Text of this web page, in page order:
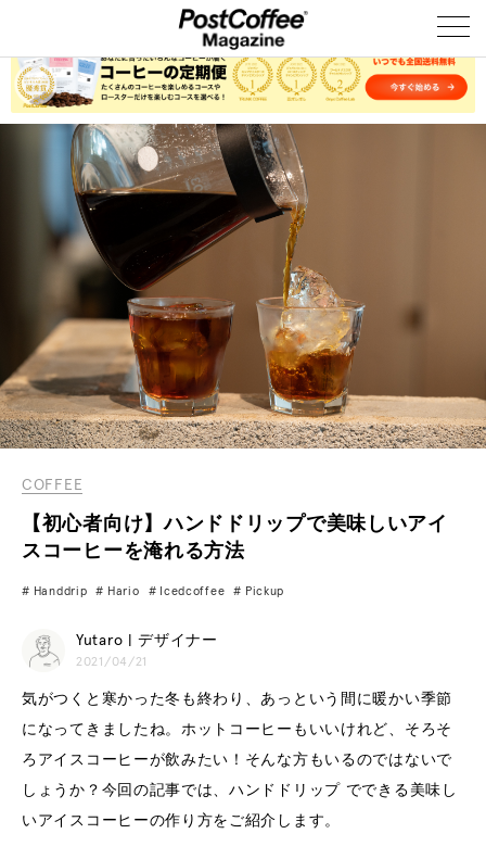
COFFEE
【初心者向け】ハンドドリップで美味しいアイ
スコーヒーを淹れる方法
Handdrip Hario Icedcoffee Pickup
Yutaro | デザイナー
2021/04/21
気がつくと寒かった冬も終わり、あっという間に暖かい季節
になってきましたね。ホットコーヒーもいいけれど、そろそ
ろアイスコーヒーが飲みたい！そんな方もいるのではないで
しょうか？今回の記事では、ハンドドリップ でできる美味し
いアイスコーヒーの作り方をご紹介します。